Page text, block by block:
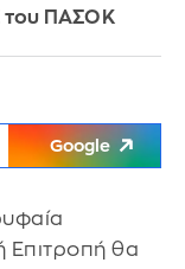
του ΠΑΣΟΚ
Google
Επιτροπή θα